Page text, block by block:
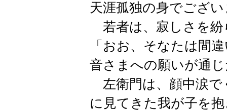
天涯孤独の身でござ
若者は、寂しさを紛
「おお、そなたは間
音さまへの願いが通
左衛門は、顔中涙で
に見てきた我が子を